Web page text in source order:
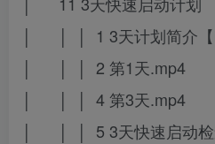
│ │ │ 1 3天计划简介【
│ │ │ 2 第1天.mp4
│ │ │ 4 第3天.mp4
│ │ │ 5 3天快速启动检